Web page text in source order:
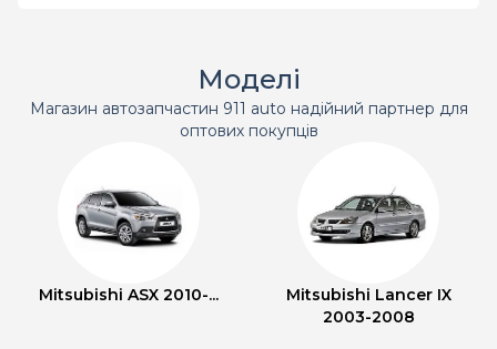
Моделі
Магазин автозапчастин 911 auto надійний партнер для
оптових покупців
Mitsubishi ASX 2010-...
Mitsubishi Lancer IX
2003-2008